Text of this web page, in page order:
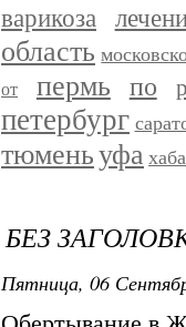
варикоза
область
от пермь по
петербург
тюменьуфа
БЕЗ
Пятница, 06